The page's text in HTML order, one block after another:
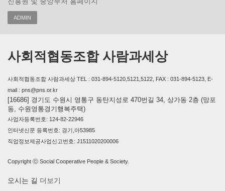
ADMIN
사회적협동조합 사람과세상
사회적협동조합 사람과세상 TEL : 031-894-5120,5121,5122, FAX : 031-894-5123, E-
mail : pns@pns.or.kr
[16686] 경기도 수원시 영통구 동탄지성로 470번길 34, 상가동 2층 (망포
동, 수원영통경기행복주택)
사업자등록번호: 124-82-22946
인터넷신문 등록번호: 경기,아53985
직업정보제공사업신고번호: J1511020200006
Copyright ⓒ Social Cooperative People & Society.
오시는 길 더보기